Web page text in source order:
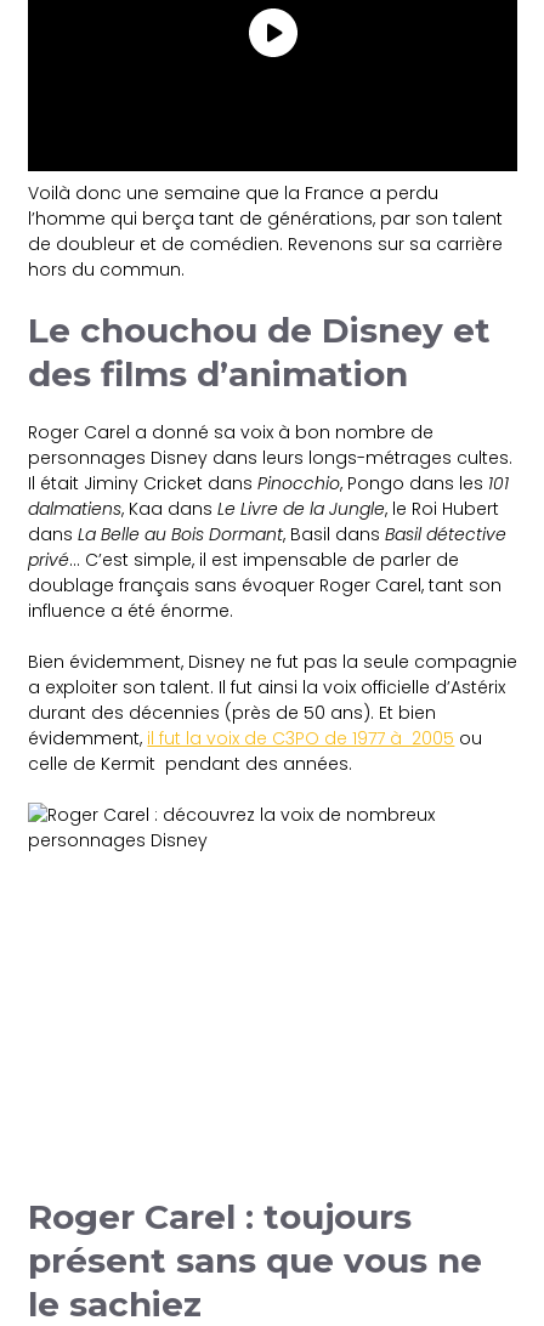
Voilà donc une semaine que la France a perdu
l’homme qui berça tant de générations, par son talent
de doubleur et de comédien. Revenons sur sa carrière
hors du commun.
Le chouchou de Disney et
des films d’animation
Roger Carel a donné sa voix à bon nombre de
personnages Disney dans leurs longs-métrages cultes.
Il était Jiminy Cricket dansPinocchio, Pongo dans les 101
dalmatiens, Kaa dansLe Livre de la Jungle, le Roi Hubert
dansLa Belle au Bois Dormant, Basil dansBasil détective
privé… C’est simple, il est impensable de parler de
doublage français sans évoquer Roger Carel, tant son
influence a été énorme.
Bien évidemment, Disney ne fut pas la seule compagnie
a exploiter son talent. Il fut ainsi la voix officielle d’Astérix
durant des décennies (près de 50 ans). Et bien
évidemment, il fut la voix de C3PO de 1977 à 2005 ou
celle de Kermit pendant des années.
Roger Carel : toujours
présent sans que vous ne
le sachiez